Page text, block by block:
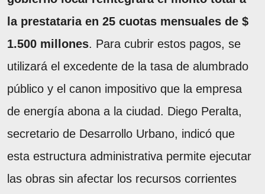
la prestataria en 25 cuotas mensuales de $
1.500 millones. Para cubrir estos pagos, se
utilizará el excedente de la tasa de alumbrado
público y el canon impositivo que la empresa
de energía abona a la ciudad. Diego Peralta,
secretario de Desarrollo Urbano, indicó que
esta estructura administrativa permite ejecutar
las obras sin afectar los recursos corrientes